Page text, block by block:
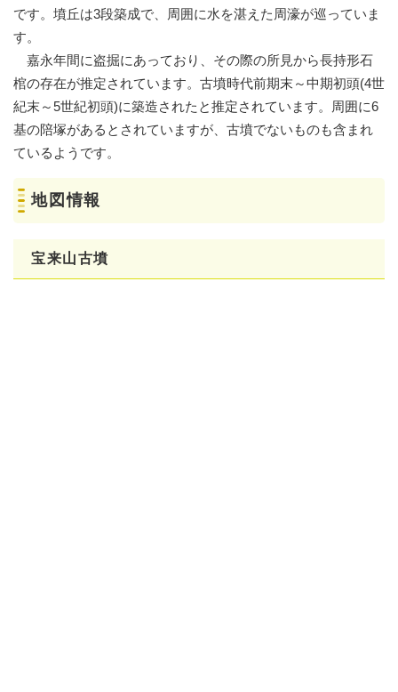
です。墳丘は3段築成で、周囲に水を湛えた周濠が巡っていま
す。
嘉永年間に盗掘にあっており、その際の所見から長持形石
棺の存在が推定されています。古墳時代前期末～中期初頭(4世
紀末～5世紀初頭)に築造されたと推定されています。周囲に6
基の陪塚があるとされていますが、古墳でないものも含まれ
ているようです。
地図情報
宝来山古墳